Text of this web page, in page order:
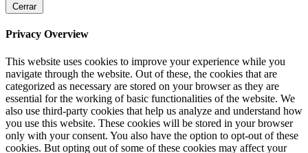
Cerrar
Privacy Overview
This website uses cookies to improve your experience while you
navigate through the website. Out of these, the cookies that are
categorized as necessary are stored on your browser as they are
essential for the working of basic functionalities of the website. We
also use third-party cookies that help us analyze and understand how
you use this website. These cookies will be stored in your browser
only with your consent. You also have the option to opt-out of these
cookies. But opting out of some of these cookies may affect your